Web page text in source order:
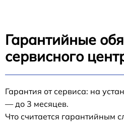
Гарантийные
сервисного
Гарантия от сервиса: на
— до 3 месяцев.
Что считается гарантийным